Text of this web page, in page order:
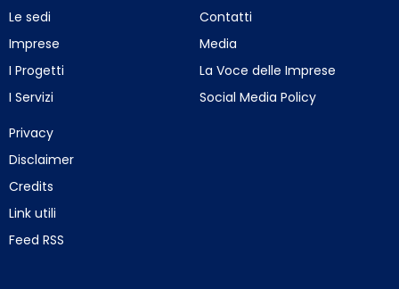
Le sedi
Imprese
I Progetti
I Servizi
Contatti
Media
La Voce delle Imprese
Social Media Policy
Privacy
Disclaimer
Credits
Link utili
Feed RSS